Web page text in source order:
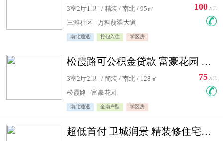
3室2厅1卫 | / 精装 / 南北 / 95㎡
三滩社区 - 万科翡翠大道
南北通透 拎包入住 学区房
100 万元
松霞路可公积金贷款 富豪花园 复式住宅急售送小棚
3室2厅2卫 | / 简装 / 南北 / 128㎡
松霞路 - 富豪花园
南北通透 全南户型 学区房
75 万元
超低首付 卫城润景 精装修住宅急售 可公积金贷款